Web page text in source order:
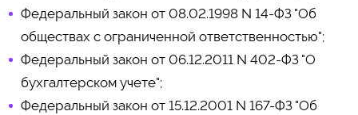
Федеральный закон от 08.02.1998 N 14-ФЗ "Об
обществах с ограниченной ответственностью";
Федеральный закон от 06.12.2011 N 402-ФЗ "О
бухгалтерском учете";
Федеральный закон от 15.12.2001 N 167-ФЗ "Об